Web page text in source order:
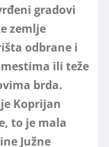
gradovi
zemlje
odbrane i
ili teže
brda.
Koprijan
to je mala
Južne